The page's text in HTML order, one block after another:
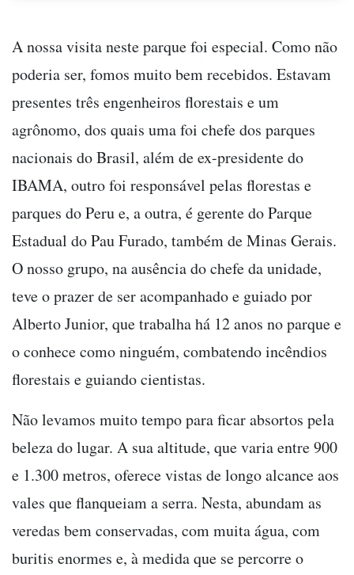
A nossa visita neste parque foi especial. Como não
poderia ser, fomos muito bem recebidos. Estavam
presentes três engenheiros florestais e um
agrônomo, dos quais uma foi chefe dos parques
nacionais do Brasil, além de ex-presidente do
IBAMA, outro foi responsável pelas florestas e
parques do Peru e, a outra, é gerente do Parque
Estadual do Pau Furado, também de Minas Gerais.
O nosso grupo, na ausência do chefe da unidade,
teve o prazer de ser acompanhado e guiado por
Alberto Junior, que trabalha há 12 anos no parque e
o conhece como ninguém, combatendo incêndios
florestais e guiando cientistas.
Não levamos muito tempo para ficar absortos pela
beleza do lugar. A sua altitude, que varia entre 900
e 1.300 metros, oferece vistas de longo alcance aos
vales que flanqueiam a serra. Nesta, abundam as
veredas bem conservadas, com muita água, com
buritis enormes e, à medida que se percorre o